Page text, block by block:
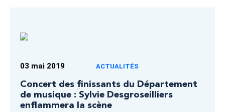
03 mai 2019 ACTUALITÉS
Concert des finissants du Département
de musique : Sylvie Desgroseilliers
enflammera la scène